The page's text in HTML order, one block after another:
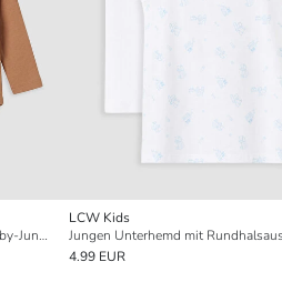
Rundhalsausschnitt Bedruckter Baby-Jungen Druckknopf-Body 3er-Pack
LCW Kids
4.99 EUR